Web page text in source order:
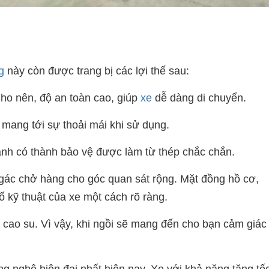
này còn được trang bị các lợi thế sau:
nên, độ an toàn cao, giúp xe dễ dàng di chuyển.
tới sự thoải mái khi sử dụng.
có thành bảo vệ được làm từ thép chắc chắn.
chở hàng cho góc quan sát rộng. Mặt đồng hồ cơ,
kỹ thuật của xe một cách rõ ràng.
su. Vì vậy, khi ngồi sẽ mang đến cho bạn cảm giác